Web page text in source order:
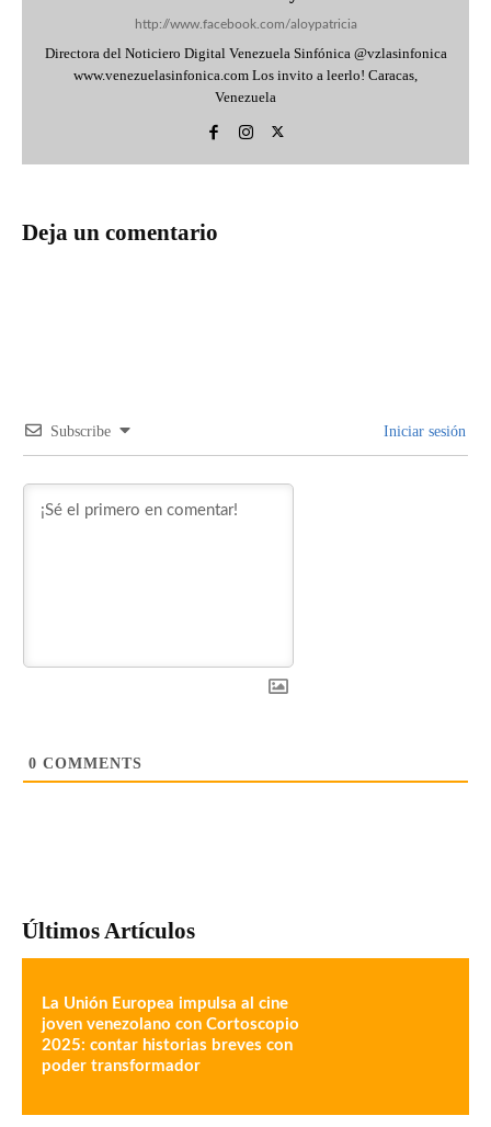
http://www.facebook.com/aloypatricia
Directora del Noticiero Digital Venezuela Sinfónica @vzlasinfonica
www.venezuelasinfonica.com Los invito a leerlo! Caracas,
Venezuela
Deja un comentario
Subscribe Iniciar sesión
0 COMMENTS
Últimos Artículos
La Unión Europea impulsa al cine
joven venezolano con Cortoscopio
2025: contar historias breves con
poder transformador